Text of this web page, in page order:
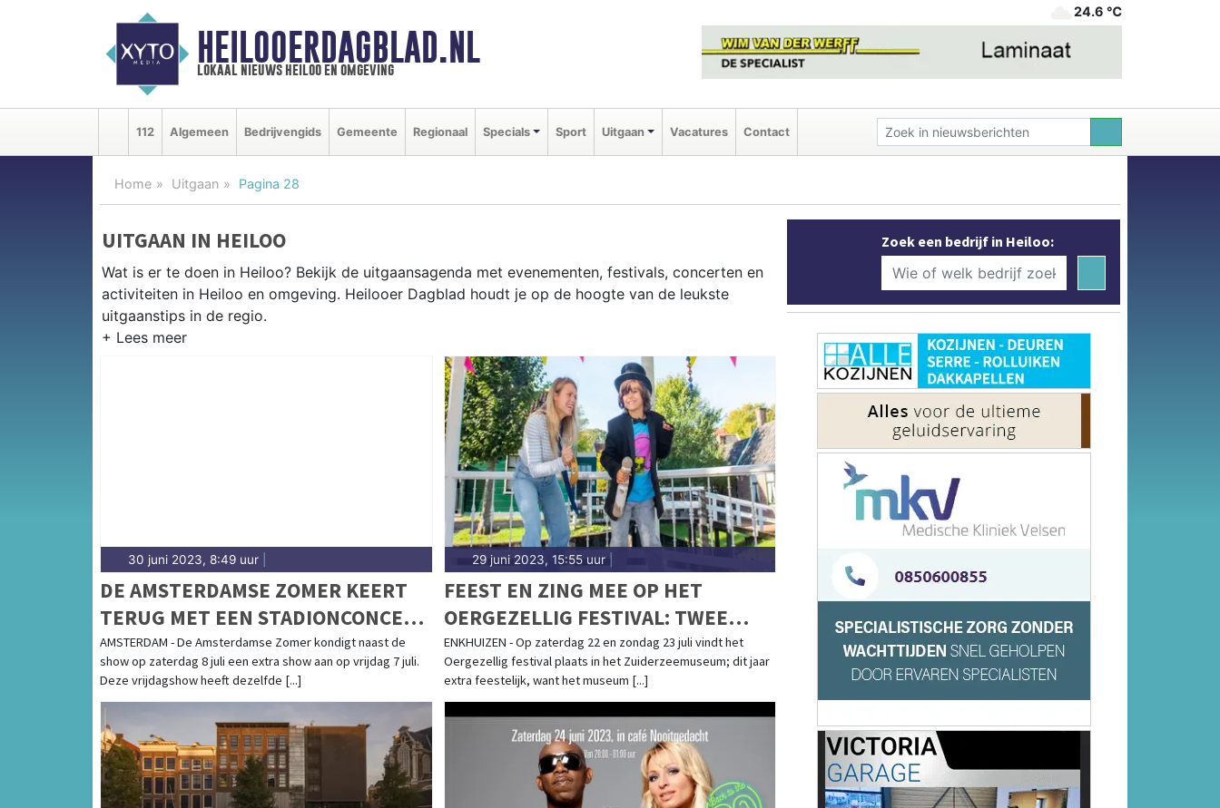
HEILOOERDAGBLAD.NL
lokaal nieuws heiloo en omgeving
24.6 ℃
112 Algemeen Bedrijvengids Gemeente Regionaal Specials Sport Uitgaan Vacatures Contact
Home Uitgaan Pagina 28
UITGAAN IN HEILOO
Wat is er te doen in Heiloo? Bekijk de uitgaansagenda met evenementen, festivals, concerten en
activiteiten in Heiloo en omgeving. Heilooer Dagblad houdt je op de hoogte van de leukste
uitgaanstips in de regio.
Van markten en culturele evenementen tot muziekfestivals en culinaire events - ontdek het
30 juni 2023, 8:49 uur
DE AMSTERDAMSE ZOMER KEERT
TERUG MET EEN STADIONCONCERT
OP VRIJDAG 7 JULI EN ZATERDAG 8
JULI 2023!
AMSTERDAM - De Amsterdamse Zomer kondigt naast de
show op zaterdag 8 juli een extra show aan op vrijdag 7 juli.
Deze vrijdagshow heeft dezelfde [...]
29 juni 2023, 15:55 uur|
FEEST EN ZING MEE OP HET
OERGEZELLIG FESTIVAL: TWEE
DAGEN VOL FEESTELIJKE
ACTIVITEITEN, OPTREDENS EN
LEKKERNIJEN
ENKHUIZEN - Op zaterdag 22 en zondag 23 juli vindt het
Oergezellig festival plaats in het Zuiderzeemuseum; dit jaar
extra feestelijk, want het museum [...]
Zoek een bedrijf in Heiloo: